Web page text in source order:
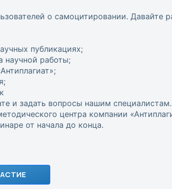
о самоцитировании. Давайте
публикациях;
научной работы;
и задать вопросы нашим специалистам.
центра компании
от начала до конца.